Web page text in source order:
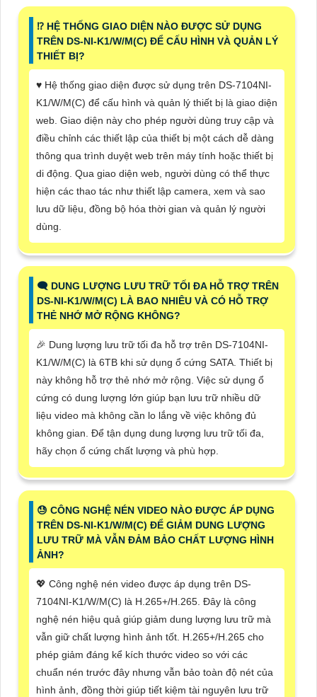
⁉️ HỆ THỐNG GIAO DIỆN NÀO ĐƯỢC SỬ DỤNG
TRÊN DS-NI-K1/W/M(C) ĐỂ CẤU HÌNH VÀ QUẢN LÝ
THIẾT BỊ?
♥️ Hệ thống giao diện được sử dụng trên DS-7104NI-
K1/W/M(C) để cấu hình và quản lý thiết bị là giao diện
web. Giao diện này cho phép người dùng truy cập và
điều chỉnh các thiết lập của thiết bị một cách dễ dàng
thông qua trình duyệt web trên máy tính hoặc thiết bị
di động. Qua giao diện web, người dùng có thể thực
hiện các thao tác như thiết lập camera, xem và sao
lưu dữ liệu, đồng bộ hóa thời gian và quản lý người
dùng.
🗨️ DUNG LƯỢNG LƯU TRỮ TỐI ĐA HỖ TRỢ TRÊN
DS-NI-K1/W/M(C) LÀ BAO NHIÊU VÀ CÓ HỖ TRỢ
THẺ NHỚ MỞ RỘNG KHÔNG?
️🎉 Dung lượng lưu trữ tối đa hỗ trợ trên DS-7104NI-
K1/W/M(C) là 6TB khi sử dụng ổ cứng SATA. Thiết bị
này không hỗ trợ thẻ nhớ mở rộng. Việc sử dụng ổ
cứng có dung lượng lớn giúp bạn lưu trữ nhiều dữ
liệu video mà không cần lo lắng về việc không đủ
không gian. Để tận dụng dung lượng lưu trữ tối đa,
hãy chọn ổ cứng chất lượng và phù hợp.
😓 CÔNG NGHỆ NÉN VIDEO NÀO ĐƯỢC ÁP DỤNG
TRÊN DS-NI-K1/W/M(C) ĐỂ GIẢM DUNG LƯỢNG
LƯU TRỮ MÀ VẪN ĐẢM BẢO CHẤT LƯỢNG HÌNH
ẢNH?
💖 Công nghệ nén video được áp dụng trên DS-
7104NI-K1/W/M(C) là H.265+/H.265. Đây là công
nghệ nén hiệu quả giúp giảm dung lượng lưu trữ mà
vẫn giữ chất lượng hình ảnh tốt. H.265+/H.265 cho
phép giảm đáng kể kích thước video so với các
chuẩn nén trước đây nhưng vẫn bảo toàn độ nét của
hình ảnh, đồng thời giúp tiết kiệm tài nguyên lưu trữ